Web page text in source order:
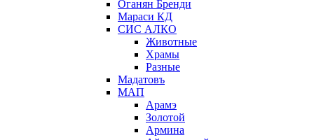
Оганян Бренди
Мараси КД
СИС АЛКО
Животные
Храмы
Разные
Мадатовъ
МАП
Арамэ
Золотой
Армина